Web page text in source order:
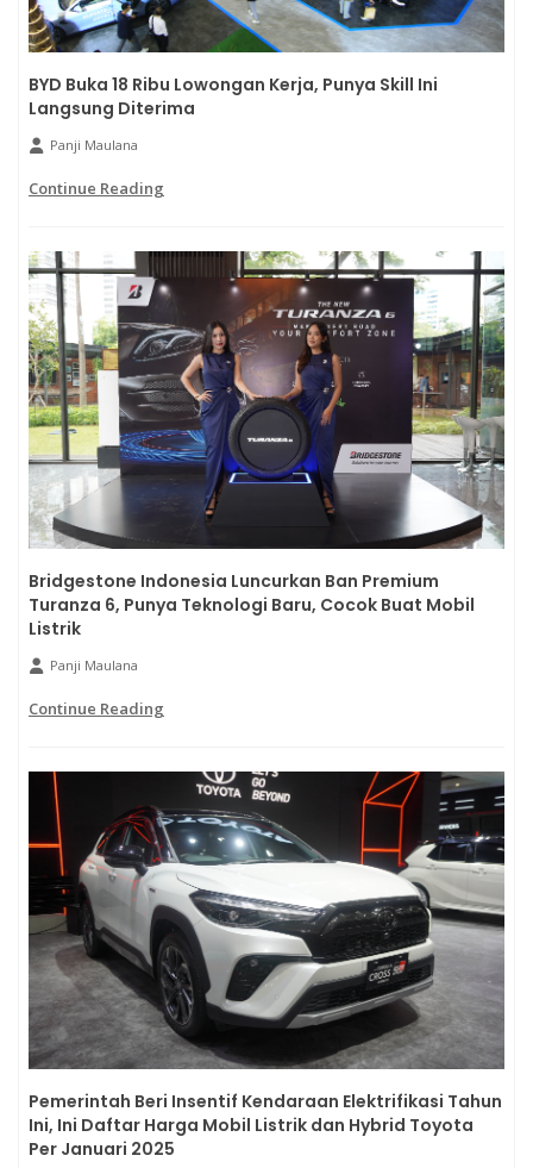
BYD Buka 18 Ribu Lowongan Kerja, Punya Skill Ini
Langsung Diterima
Panji Maulana
Continue Reading
Bridgestone Indonesia Luncurkan Ban Premium
Turanza 6, Punya Teknologi Baru, Cocok Buat Mobil
Listrik
Panji Maulana
Continue Reading
Pemerintah Beri Insentif Kendaraan Elektrifikasi Tahun
Ini, Ini Daftar Harga Mobil Listrik dan Hybrid Toyota
Per Januari 2025